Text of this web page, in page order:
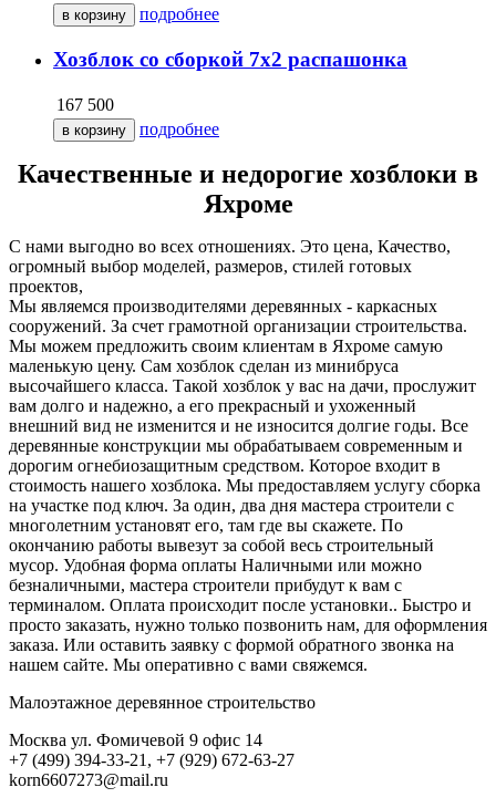
подробнее
Хозблок со сборкой 7х2 распашонка
167 500
подробнее
Качественные и недорогие хозблоки в
Яхроме
С нами выгодно во всех отношениях. Это цена, Качество,
огромный выбор моделей, размеров, стилей готовых
проектов,
Мы являемся производителями деревянных - каркасных
сооружений. За счет грамотной организации строительства.
Мы можем предложить своим клиентам в Яхроме самую
маленькую цену. Сам хозблок сделан из минибруса
высочайшего класса. Такой хозблок у вас на дачи, прослужит
вам долго и надежно, а его прекрасный и ухоженный
внешний вид не изменится и не износится долгие годы. Все
деревянные конструкции мы обрабатываем современным и
дорогим огнебиозащитным средством. Которое входит в
стоимость нашего хозблока. Мы предоставляем услугу сборка
на участке под ключ. За один, два дня мастера строители с
многолетним установят его, там где вы скажете. По
окончанию работы вывезут за собой весь строительный
мусор. Удобная форма оплаты Наличными или можно
безналичными, мастера строители прибудут к вам с
терминалом. Оплата происходит после установки.. Быстро и
просто заказать, нужно только позвонить нам, для оформления
заказа. Или оставить заявку с формой обратного звонка на
нашем сайте. Мы оперативно с вами свяжемся.
Малоэтажное деревянное строительство
Москва ул. Фомичевой 9 офис 14
+7 (499) 394-33-21, +7 (929) 672-63-27
korn6607273@mail.ru